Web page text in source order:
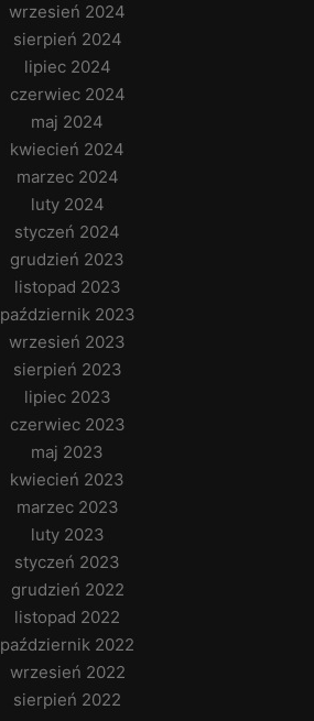
wrzesień 2024
sierpień 2024
lipiec 2024
czerwiec 2024
maj 2024
kwiecień 2024
marzec 2024
luty 2024
styczeń 2024
grudzień 2023
listopad 2023
październik 2023
wrzesień 2023
sierpień 2023
lipiec 2023
czerwiec 2023
maj 2023
kwiecień 2023
marzec 2023
luty 2023
styczeń 2023
grudzień 2022
listopad 2022
październik 2022
wrzesień 2022
sierpień 2022